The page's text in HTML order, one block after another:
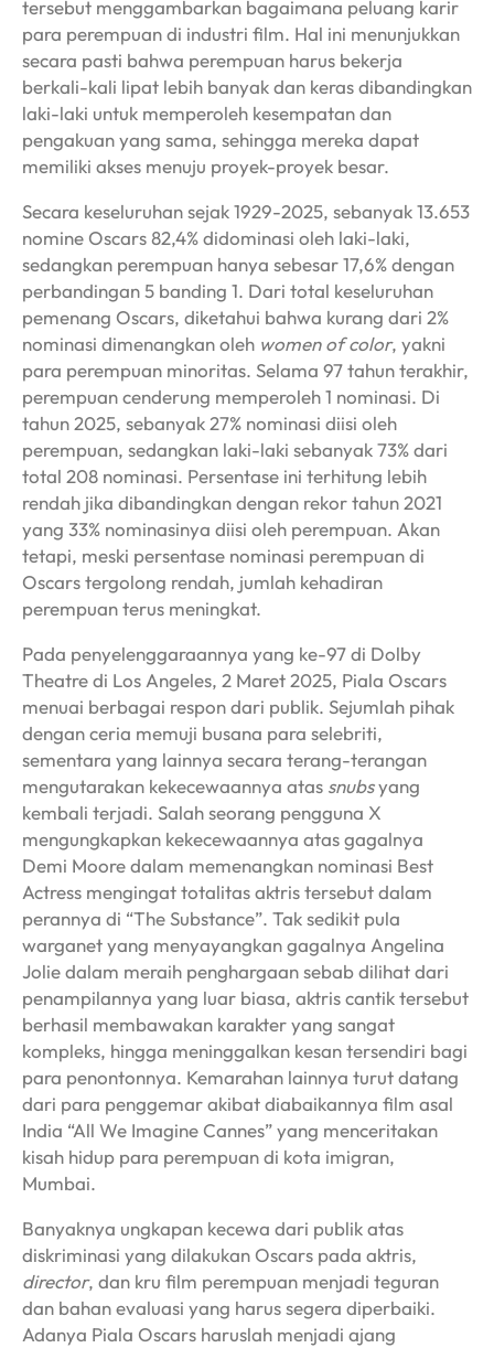
tersebut menggambarkan bagaimana peluang karir
para perempuan di industri film. Hal ini menunjukkan
secara pasti bahwa perempuan harus bekerja
berkali-kali lipat lebih banyak dan keras dibandingkan
laki-laki untuk memperoleh kesempatan dan
pengakuan yang sama, sehingga mereka dapat
memiliki akses menuju proyek-proyek besar.
Secara keseluruhan sejak 1929-2025, sebanyak 13.653
nomine Oscars 82,4% didominasi oleh laki-laki,
sedangkan perempuan hanya sebesar 17,6% dengan
perbandingan 5 banding 1. Dari total keseluruhan
pemenang Oscars, diketahui bahwa kurang dari 2%
nominasi dimenangkan oleh women of color, yakni
para perempuan minoritas. Selama 97 tahun terakhir,
perempuan cenderung memperoleh 1 nominasi. Di
tahun 2025, sebanyak 27% nominasi diisi oleh
perempuan, sedangkan laki-laki sebanyak 73% dari
total 208 nominasi. Persentase ini terhitung lebih
rendah jika dibandingkan dengan rekor tahun 2021
yang 33% nominasinya diisi oleh perempuan. Akan
tetapi, meski persentase nominasi perempuan di
Oscars tergolong rendah, jumlah kehadiran
perempuan terus meningkat.
Pada penyelenggaraannya yang ke-97 di Dolby
Theatre di Los Angeles, 2 Maret 2025, Piala Oscars
menuai berbagai respon dari publik. Sejumlah pihak
dengan ceria memuji busana para selebriti,
sementara yang lainnya secara terang-terangan
mengutarakan kekecewaannya atas snubsyang
kembali terjadi. Salah seorang pengguna X
mengungkapkan kekecewaannya atas gagalnya
Demi Moore dalam memenangkan nominasi Best
Actress mengingat totalitas aktris tersebut dalam
perannya di “The Substance”. Tak sedikit pula
warganet yang menyayangkan gagalnya Angelina
Jolie dalam meraih penghargaan sebab dilihat dari
penampilannya yang luar biasa, aktris cantik tersebut
berhasil membawakan karakter yang sangat
kompleks, hingga meninggalkan kesan tersendiri bagi
para penontonnya. Kemarahan lainnya turut datang
dari para penggemar akibat diabaikannya film asal
India “All We Imagine Cannes” yang menceritakan
kisah hidup para perempuan di kota imigran,
Mumbai.
Banyaknya ungkapan kecewa dari publik atas
diskriminasi yang dilakukan Oscars pada aktris,
director, dan kru film perempuan menjadi teguran
dan bahan evaluasi yang harus segera diperbaiki.
Adanya Piala Oscars haruslah menjadi ajang